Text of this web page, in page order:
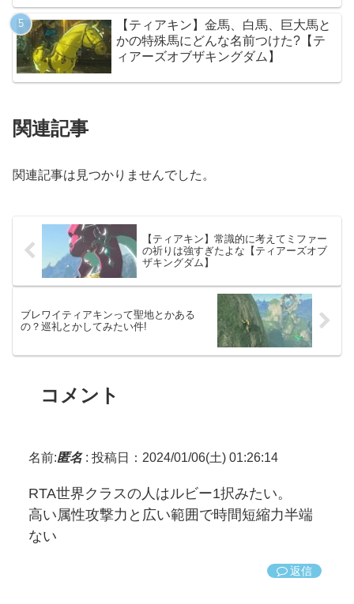
【ティアキン】金馬、白馬、巨大馬と
かの特殊馬にどんな名前つけた?【テ
ィアーズオブザキングダム】
関連記事
関連記事は見つかりませんでした。
【ティアキン】常識的に考えてミファー
の祈りは強すぎたよな【ティアーズオブ
ザキングダム】
ブレワイティアキンって聖地とかある
の？巡礼とかしてみたい件!
コメント
名前:匿名: 投稿日：2024/01/06(土) 01:26:14
RTA世界クラスの人はルビー1択みたい。
高い属性攻撃力と広い範囲で時間短縮力半端
ない
返信